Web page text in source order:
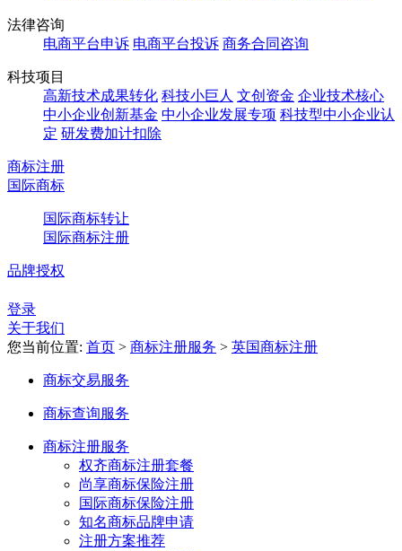
法律咨询
电商平台申诉 电商平台投诉 商务合同咨询
科技项目
高新技术成果转化 科技小巨人 文创资金 企业技术核心
中小企业创新基金 中小企业发展专项 科技型中小企业认
定 研发费加计扣除
商标注册
国际商标
国际商标转让
国际商标注册
品牌授权
登录
关于我们
您当前位置: 首页 > 商标注册服务 > 英国商标注册
商标交易服务
商标查询服务
商标注册服务
权齐商标注册套餐
尚享商标保险注册
国际商标保险注册
知名商标品牌申请
注册方案推荐